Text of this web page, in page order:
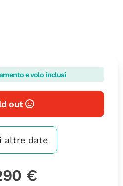
e volo inclusi
out
altre date
€